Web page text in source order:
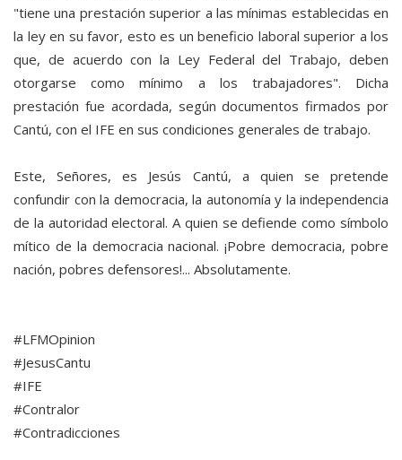
"tiene una prestación superior a las mínimas establecidas en
la ley en su favor, esto es un beneficio laboral superior a los
que, de acuerdo con la Ley Federal del Trabajo, deben
otorgarse como mínimo a los trabajadores". Dicha
prestación fue acordada, según documentos firmados por
Cantú, con el IFE en sus condiciones generales de trabajo.
Este, Señores, es Jesús Cantú, a quien se pretende
confundir con la democracia, la autonomía y la independencia
de la autoridad electoral. A quien se defiende como símbolo
mítico de la democracia nacional. ¡Pobre democracia, pobre
nación, pobres defensores!... Absolutamente.
#LFMOpinion
#JesusCantu
#IFE
#Contralor
#Contradicciones